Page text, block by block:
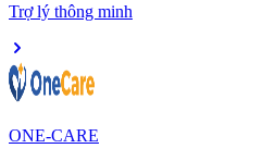
Trợ lý thông minh
ONE-CARE